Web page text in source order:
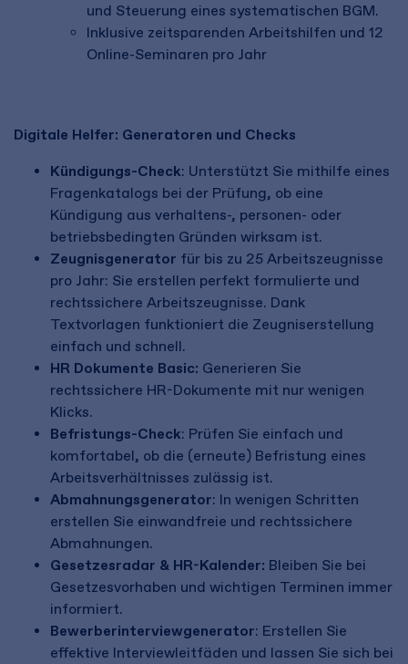
und Steuerung eines systematischen BGM.
Inklusive zeitsparenden Arbeitshilfen und 12
Online-Seminaren pro Jahr
Digitale Helfer: Generatoren und Checks
Kündigungs-Check: Unterstützt Sie mithilfe eines
Fragenkatalogs bei der Prüfung, ob eine
Kündigung aus verhaltens-, personen- oder
betriebsbedingten Gründen wirksam ist.
Zeugnisgenerator für bis zu 25 Arbeitszeugnisse
pro Jahr: Sie erstellen perfekt formulierte und
rechtssichere Arbeitszeugnisse. Dank
Textvorlagen funktioniert die Zeugniserstellung
einfach und schnell.
HR Dokumente Basic: Generieren Sie
rechtssichere HR-Dokumente mit nur wenigen
Klicks.
Befristungs-Check: Prüfen Sie einfach und
komfortabel, ob die (erneute) Befristung eines
Arbeitsverhältnisses zulässig ist.
Abmahnungsgenerator: In wenigen Schritten
erstellen Sie einwandfreie und rechtssichere
Abmahnungen.
Gesetzesradar & HR-Kalender: Bleiben Sie bei
Gesetzesvorhaben und wichtigen Terminen immer
informiert.
Bewerberinterviewgenerator: Erstellen Sie
effektive Interviewleitfäden und lassen Sie sich bei